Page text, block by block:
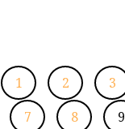
1 2 3
7 8 9